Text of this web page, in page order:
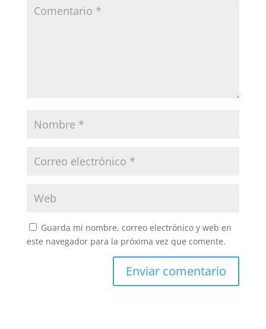
Guarda mi nombre, correo electrónico y web en
este navegador para la próxima vez que comente.